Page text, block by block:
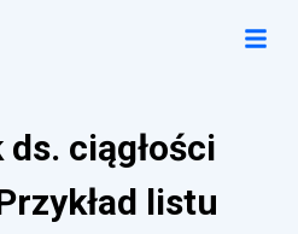
ciągłości
listu